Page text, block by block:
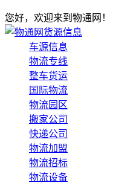
您好，欢迎来到物通网！
货源信息
车源信息
物流专线
整车货运
国际物流
物流园区
搬家公司
快递公司
物流加盟
物流招标
物流设备